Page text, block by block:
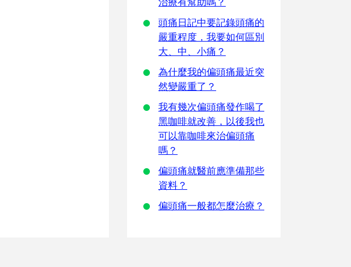
治療有幫助嗎？
頭痛日記中要記錄頭痛的
嚴重程度，我要如何區別
大、中、小痛？
為什麼我的偏頭痛最近突
然變嚴重了？
我有幾次偏頭痛發作喝了
黑咖啡就改善，以後我也
可以靠咖啡來治偏頭痛
嗎？
偏頭痛就醫前應準備那些
資料？
偏頭痛一般都怎麼治療？